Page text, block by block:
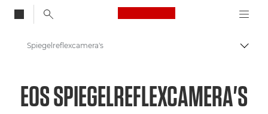
Canon Logo, back
Digitale camera's
Spiegelreflexcamera's
EOS SPIEGELREFLEXCAMERA'S